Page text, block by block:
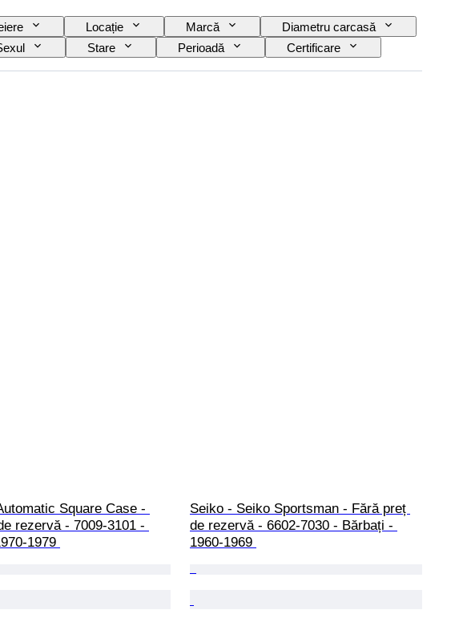
Locație Marcă
Diametru carcasă
Stare Perioadă
Certificare
Mișcarea ceasului Eră
Material curea ceas
Square Case -
rezervă - 7009-3101 -
1979
Seiko - Seiko Sportsman - Fără preț
de rezervă - 6602-7030 - Bărbați -
1960-1969